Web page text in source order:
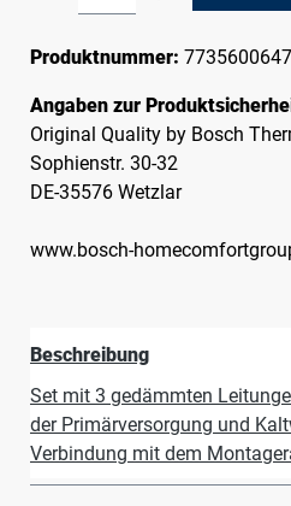
Produktnummer: 7735600647
Angaben zur
Original Quality by Bosch
Sophienstr. 30-32
DE-35576 Wetzlar
www.bosch-
Beschreibung
Set mit 3 gedämmten
der Primärversorgung und
Verbindung mit dem